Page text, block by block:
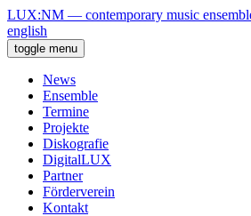
LUX:NM — contemporary music
english
toggle menu
News
Ensemble
Termine
Projekte
Diskografie
DigitalLUX
Partner
Förderverein
Kontakt